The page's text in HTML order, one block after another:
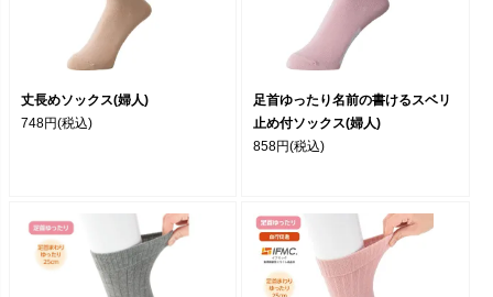
丈長めソックス(婦人)
748円(税込)
足首ゆったり名前の書けるスベリ
止め付ソックス(婦人)
858円(税込)